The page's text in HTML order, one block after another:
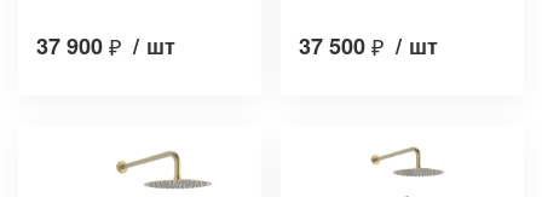
37 900₽ / шт 37 500₽ / шт